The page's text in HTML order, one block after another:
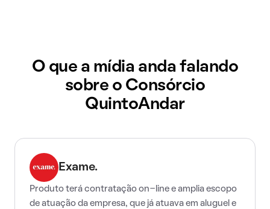
O que a mídia anda falando
sobre o Consórcio
QuintoAndar
Exame.
Produto terá contratação on-line e amplia escopo
de atuação da empresa, que já atuava em aluguel e